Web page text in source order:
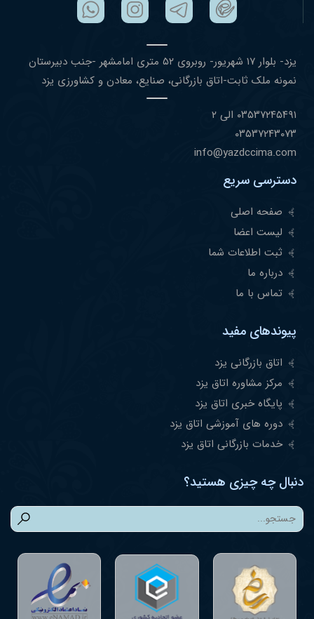
یزد- بلوار ١٧ شهریور- روبروی ۵٢ متری امامشهر -جنب دبیرستان
نمونه ملک ثابت-اتاق بازرگانی، صنایع، معادن و کشاورزی یزد
۰٣۵٣٧٢۴۵۴٩١ الی ۲
۰٣۵٣٧٢۴٣۰٧٣
info@yazdccima.com
دسترسی سریع
صفحه اصلی
لیست اعضا
ثبت اطلاعات شما
درباره ما
تماس با ما
پیوندهای مفید
اتاق بازرگانی یزد
مرکز مشاوره اتاق یزد
پایگاه خبری اتاق یزد
دوره های آموزشی اتاق یزد
خدمات بازرگانی اتاق یزد
دنبال چه چیزی هستید؟